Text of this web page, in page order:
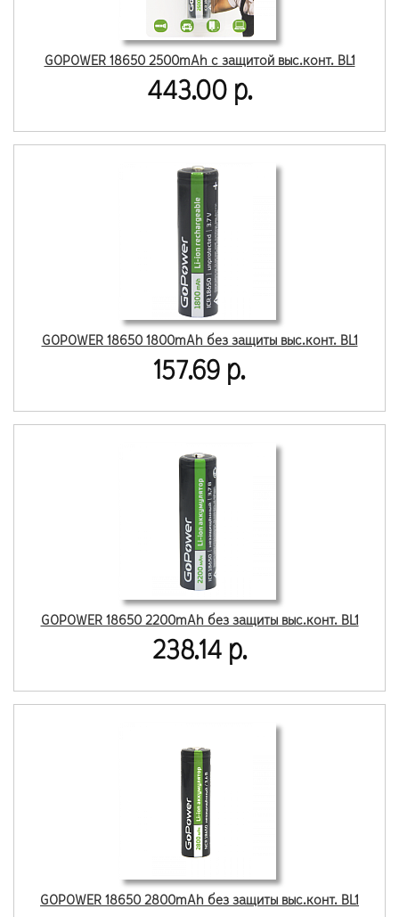
GOPOWER 18650 2500mAh с защитой выс.конт. BL1
443.00 р.
GOPOWER 18650 1800mAh без защиты выс.конт. BL1
157.69 р.
GOPOWER 18650 2200mAh без защиты выс.конт. BL1
238.14 р.
GOPOWER 18650 2800mAh без защиты выс.конт. BL1